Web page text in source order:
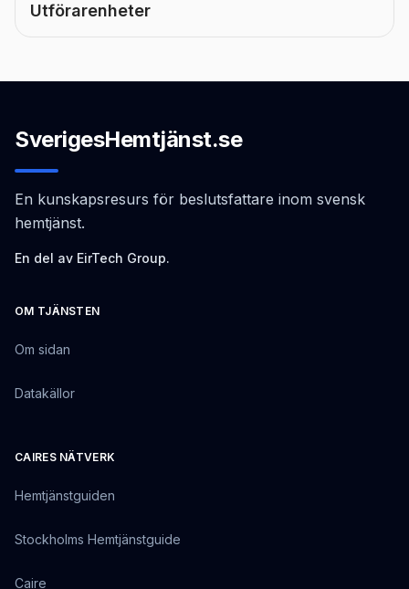
Utförarenheter
SverigesHemtjänst.se
En kunskapsresurs för beslutsfattare inom svensk
hemtjänst.
En del av EirTech Group.
OM TJÄNSTEN
Om sidan
Datakällor
CAIRES NÄTVERK
Hemtjänstguiden
Stockholms Hemtjänstguide
Caire